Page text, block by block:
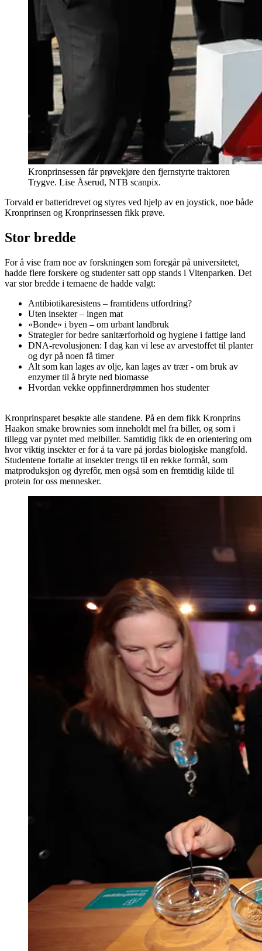
Kronprinsessen får prøvekjøre den fjernstyrte traktoren
Trygve. Lise Åserud, NTB scanpix.
Torvald er batteridrevet og styres ved hjelp av en joystick, noe både
Kronprinsen og Kronprinsessen fikk prøve.
Stor bredde
For å vise fram noe av forskningen som foregår på universitetet,
hadde flere forskere og studenter satt opp stands i Vitenparken. Det
var stor bredde i temaene de hadde valgt:
Antibiotikaresistens – framtidens utfordring?
Uten insekter – ingen mat
«Bonde» i byen – om urbant landbruk
Strategier for bedre sanitærforhold og hygiene i fattige land
DNA-revolusjonen: I dag kan vi lese av arvestoffet til planter
og dyr på noen få timer
Alt som kan lages av olje, kan lages av trær - om bruk av
enzymer til å bryte ned biomasse
Hvordan vekke oppfinnerdrømmen hos studenter
Kronprinsparet besøkte alle standene. På en dem fikk Kronprins
Haakon smake brownies som inneholdt mel fra biller, og som i
tillegg var pyntet med melbiller. Samtidig fikk de en orientering om
hvor viktig insekter er for å ta vare på jordas biologiske mangfold.
Studentene fortalte at insekter trengs til en rekke formål, som
matproduksjon og dyrefôr, men også som en fremtidig kilde til
protein for oss mennesker.